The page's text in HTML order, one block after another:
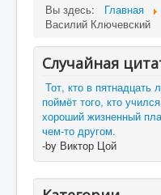
Вы здесь: Главная
Василий Ключевский
Случайная
Тот, кто в пятнадцать
поймёт того, кто
хороший жизненный
чем-то другом.
-by Виктор Цой